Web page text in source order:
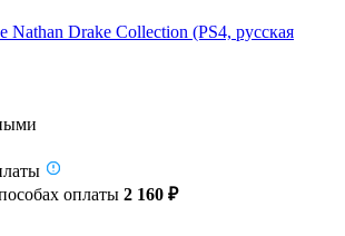
Nathan Drake Collection (PS4, русская
оплаты 2 160 ₽